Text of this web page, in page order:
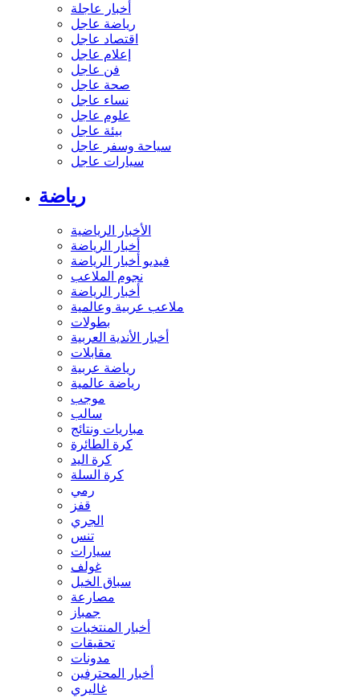
أخبار عاجلة
رياضة عاجل
اقتصاد عاجل
إعلام عاجل
فن عاجل
صحة عاجل
نساء عاجل
علوم عاجل
بيئة عاجل
سياحة وسفر عاجل
سيارات عاجل
رياضة
الأخبار الرياضية
أخبار الرياضة
فيديو أخبار الرياضة
نجوم الملاعب
أخبار الرياضة
ملاعب عربية وعالمية
بطولات
أخبار الأندية العربية
مقابلات
رياضة عربية
رياضة عالمية
موجب
سالب
مباريات ونتائج
كرة الطائرة
كرة اليد
كرة السلة
رمي
قفز
الجري
تنس
سيارات
غولف
سباق الخيل
مصارعة
جمباز
أخبار المنتخبات
تحقيقات
مدونات
أخبار المحترفين
غاليري